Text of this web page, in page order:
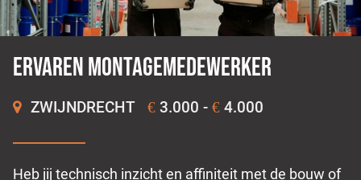
Ervaren montagemedewerker
ZWIJNDRECHT € 3.000 - € 4.000
Heb jij technisch inzicht en affiniteit met de bouw of